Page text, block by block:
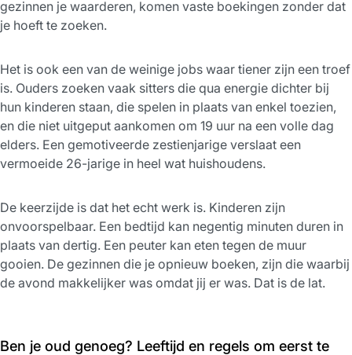
gezinnen je waarderen, komen vaste boekingen zonder dat
je hoeft te zoeken.
Het is ook een van de weinige jobs waar tiener zijn een troef
is. Ouders zoeken vaak sitters die qua energie dichter bij
hun kinderen staan, die spelen in plaats van enkel toezien,
en die niet uitgeput aankomen om 19 uur na een volle dag
elders. Een gemotiveerde zestienjarige verslaat een
vermoeide 26-jarige in heel wat huishoudens.
De keerzijde is dat het echt werk is. Kinderen zijn
onvoorspelbaar. Een bedtijd kan negentig minuten duren in
plaats van dertig. Een peuter kan eten tegen de muur
gooien. De gezinnen die je opnieuw boeken, zijn die waarbij
de avond makkelijker was omdat jij er was. Dat is de lat.
Ben je oud genoeg? Leeftijd en regels om eerst te